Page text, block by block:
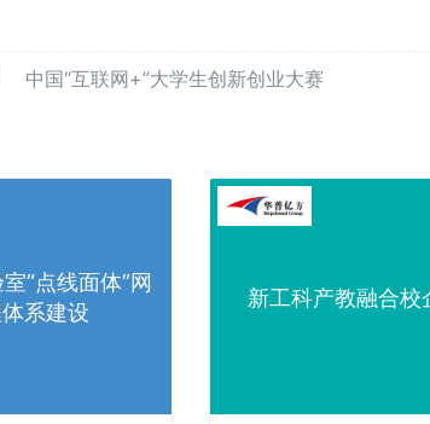
中国“互联网+”大学生创新创业大赛
“点线面体”网
系建设
新工科产教融合校